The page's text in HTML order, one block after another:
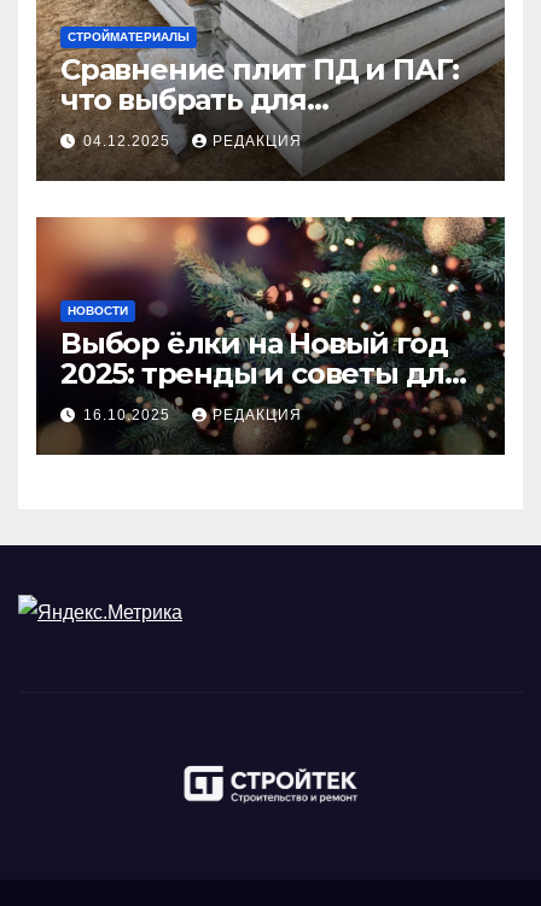
СТРОЙМАТЕРИАЛЫ
Сравнение плит ПД и ПАГ:
что выбрать для
долговечного и прочного
покрытия
04.12.2025 РЕДАКЦИЯ
НОВОСТИ
Выбор ёлки на Новый год
2025: тренды и советы для
идеального праздника
16.10.2025 РЕДАКЦИЯ